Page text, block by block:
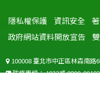
隱私權保護 資訊安全
政府網站資料開放宣告
100008 臺北市中正區林森南路
防疫專線：1922或0800-